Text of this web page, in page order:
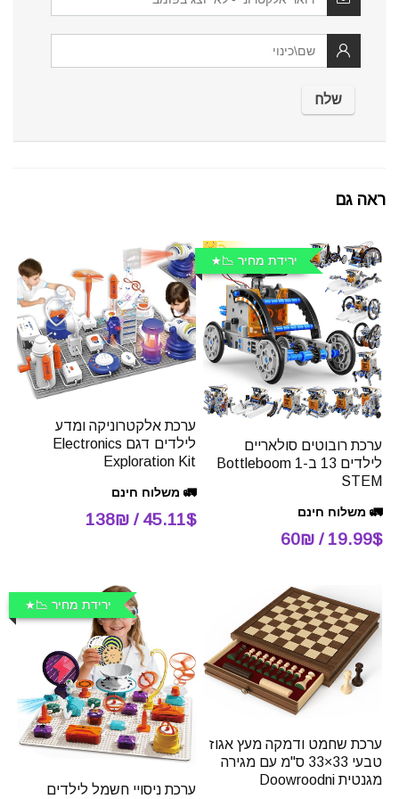
ראה גם
ירידת מחיר 📉
ערכת רובוטים סולאריים
לילדים 13 ב-1 Bottleboom
STEM
🚛 משלוח חינם
19.99$ / 60₪
ערכת אלקטרוניקה ומדע
לילדים דגם Electronics
Exploration Kit
🚛 משלוח חינם
45.11$ / 138₪
ערכת שחמט ודמקה מעץ אגוז
טבעי 33×33 ס"מ עם מגירה
מגנטית Doowroodni
ירידת מחיר 📉
ערכת ניסויי חשמל לילדים